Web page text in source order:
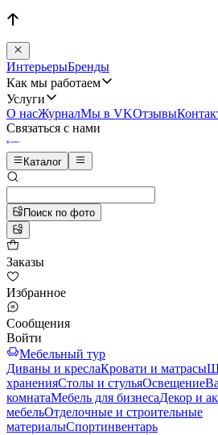
ИнтерьерыБренды
Как мы работаем
Услуги
О насЖурналМы в VKОтзывы
Связаться с нами
Каталог
Поиск по фото
Заказы
Избранное
Сообщения
Войти
Мебельный тур
Диваны и креслаКровати и матрасы
храненияСтолы и стульяОсвещение
комнатаМебель для бизнесаДекор и
мебельОтделочные и строительные
материалыСпортинвентарь